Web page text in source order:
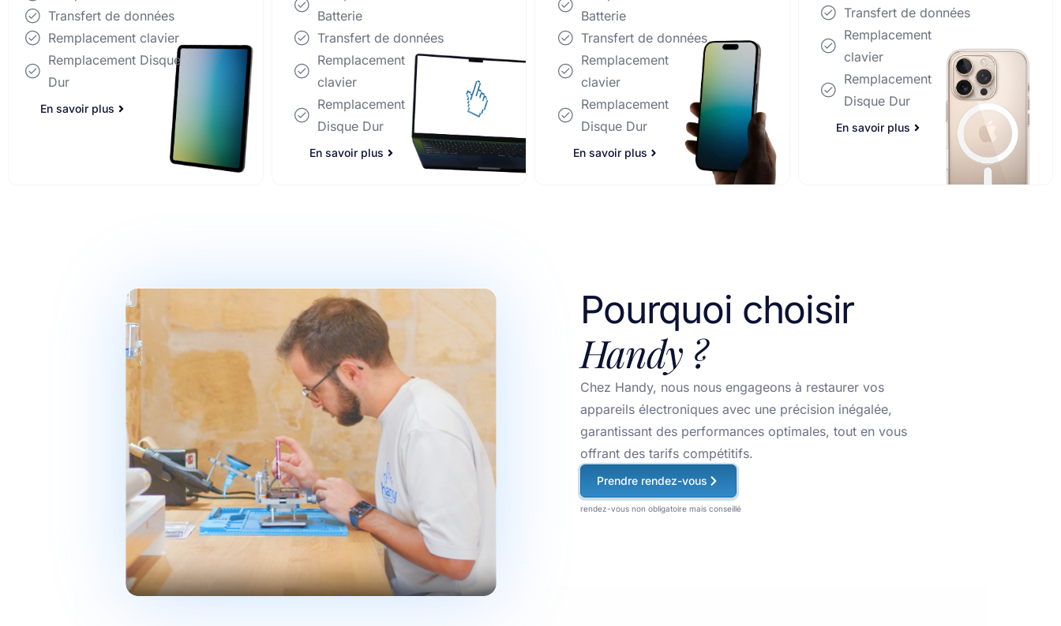
Batterie
Transfert de données
Remplacement
clavier
Remplacement
Batterie
Transfert de données
Remplacement
clavier
Remplacement
Disque Dur
En savoir plus
Transfert de données
Remplacement
clavier
Remplacement
Disque Dur
En savoir plus
Transfert de données
Remplacement clavier
Remplacement Disque
Dur
En savoir plus
Pourquoi choisir
Handy ?
Chez Handy, nous nous engageons à restaurer vos
appareils électroniques avec une précision inégalée,
garantissant des performances optimales, tout en vous
offrant des tarifs compétitifs.
Prendre rendez-vous
rendez-vous non obligatoire mais conseillé